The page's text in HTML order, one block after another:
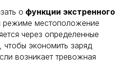
о функции экстренного
местоположение
через определенные
чтобы экономить заряд
возникает тревожная